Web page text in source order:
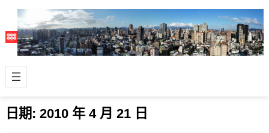
日期: 2010 年 4 月 21 日